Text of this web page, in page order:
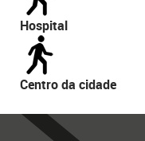
Hospital
Centro da cidade